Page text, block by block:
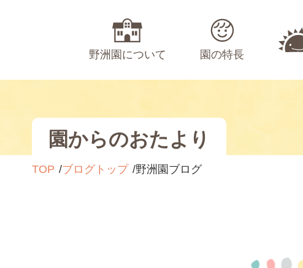
野洲園について 園の特長
園からのおたより
TOP ブログトップ 野洲園ブログ